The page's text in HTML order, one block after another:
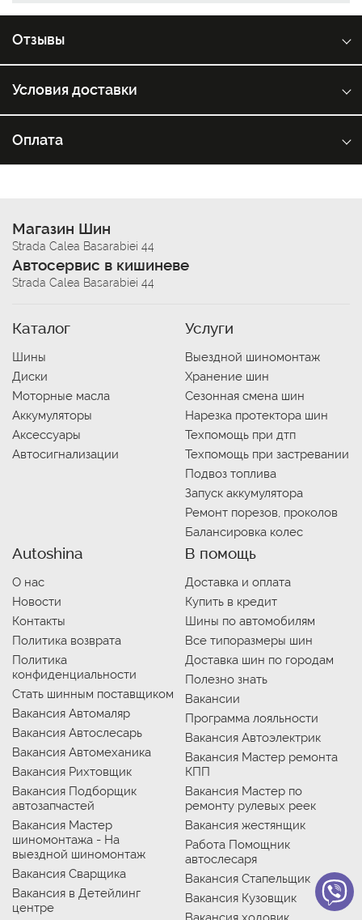
Отзывы
Условия доставки
Оплата
Магазин Шин
Strada Calea Basarabiei 44
Автосервис в кишиневе
Strada Calea Basarabiei 44
Каталог
Шины
Диски
Моторные масла
Аккумуляторы
Аксессуары
Автосигнализации
Услуги
Выездной шиномонтаж
Хранение шин
Сезонная смена шин
Нарезка протектора шин
Техпомощь при дтп
Техпомощь при застревании
Подвоз топлива
Запуск аккумулятора
Ремонт порезов, проколов
Балансировка колес
Autoshina
О нас
Новости
Контакты
Политика возврата
Политика
конфиденциальности
Стать шинным поставщиком
Вакансия Автомаляр
Вакансия Автослесарь
Вакансия Автомеханика
Вакансия Рихтовщик
Вакансия Подборщик
автозапчастей
Вакансия Мастер
шиномонтажа - На
выездной шиномонтаж
Вакансия Сварщика
Вакансия в Детейлинг
центре
В помощь
Доставка и оплата
Купить в кредит
Шины по автомобилям
Все типоразмеры шин
Доставка шин по городам
Полезно знать
Вакансии
Программа лояльности
Вакансия Автоэлектрик
Вакансия Мастер ремонта
КПП
Вакансия Мастер по
ремонту рулевых реек
Вакансия жестянщик
Работа Помощник
автослесаря
Вакансия Стапельщик
Вакансия Кузовщик